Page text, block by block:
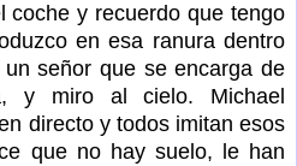
y recuerdo que tengo
en esa ranura dentro
señor que se encarga de
y miro al cielo. Michael
directo y todos imitan esos
que no hay suelo, le han